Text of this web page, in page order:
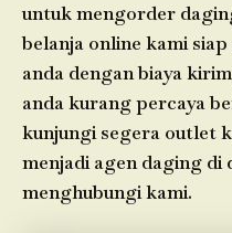
untuk mengorder
belanja online kami
anda dengan biaya
anda kurang percaya
kunjungi segera outlet
menjadi agen daging di
menghubungi kami.